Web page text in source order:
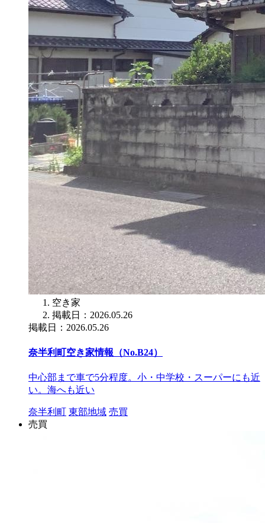
空き家
掲載日：2026.05.26
掲載日：2026.05.26
奈半利町空き家情報（No.B24）
中心部まで車で5分程度。小・中学校・スーパーにも近
い。海へも近い
奈半利町 東部地域 売買
売買